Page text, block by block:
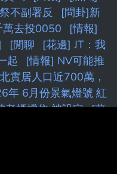
不副署反
[問卦]新
萬去投0050
[情報]
[閒聊
[花邊] JT：我
起
[情報] NV可能推
實居人口近700萬，
年 6月份景氣燈號 紅
老媽擋住 被設定 [蔚